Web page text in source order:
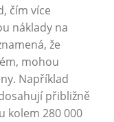
čím více
náklady na
že
mohou
Například
přibližně
kolem 280 000